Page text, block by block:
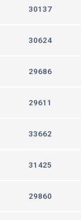
30137
30624
29686
29611
33662
31425
29860